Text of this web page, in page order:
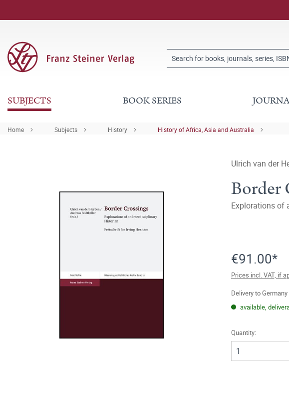
SUBJECTS BOOK SERIES
Home Subjects History History of Africa, Asia and Australia
Ulrich van der
Border
Explorations of
€91.00*
Prices incl. VAT, if
Delivery to
available,
Quantity: